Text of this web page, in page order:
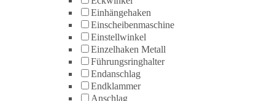
Einhängehaken
Einscheibenmaschine
Einstellwinkel
Einzelhaken Metall
Führungsringhalter
Endanschlag
Endklammer
Anschlag